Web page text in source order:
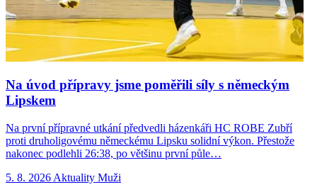
Na úvod přípravy jsme poměřili síly s německým
Lipskem
Na první přípravné utkání předvedli házenkáři HC ROBE Zubří
proti druholigovému německému Lipsku solidní výkon. Přestože
nakonec podlehli 26:38, po většinu první půle…
5. 8. 2026 Aktuality Muži